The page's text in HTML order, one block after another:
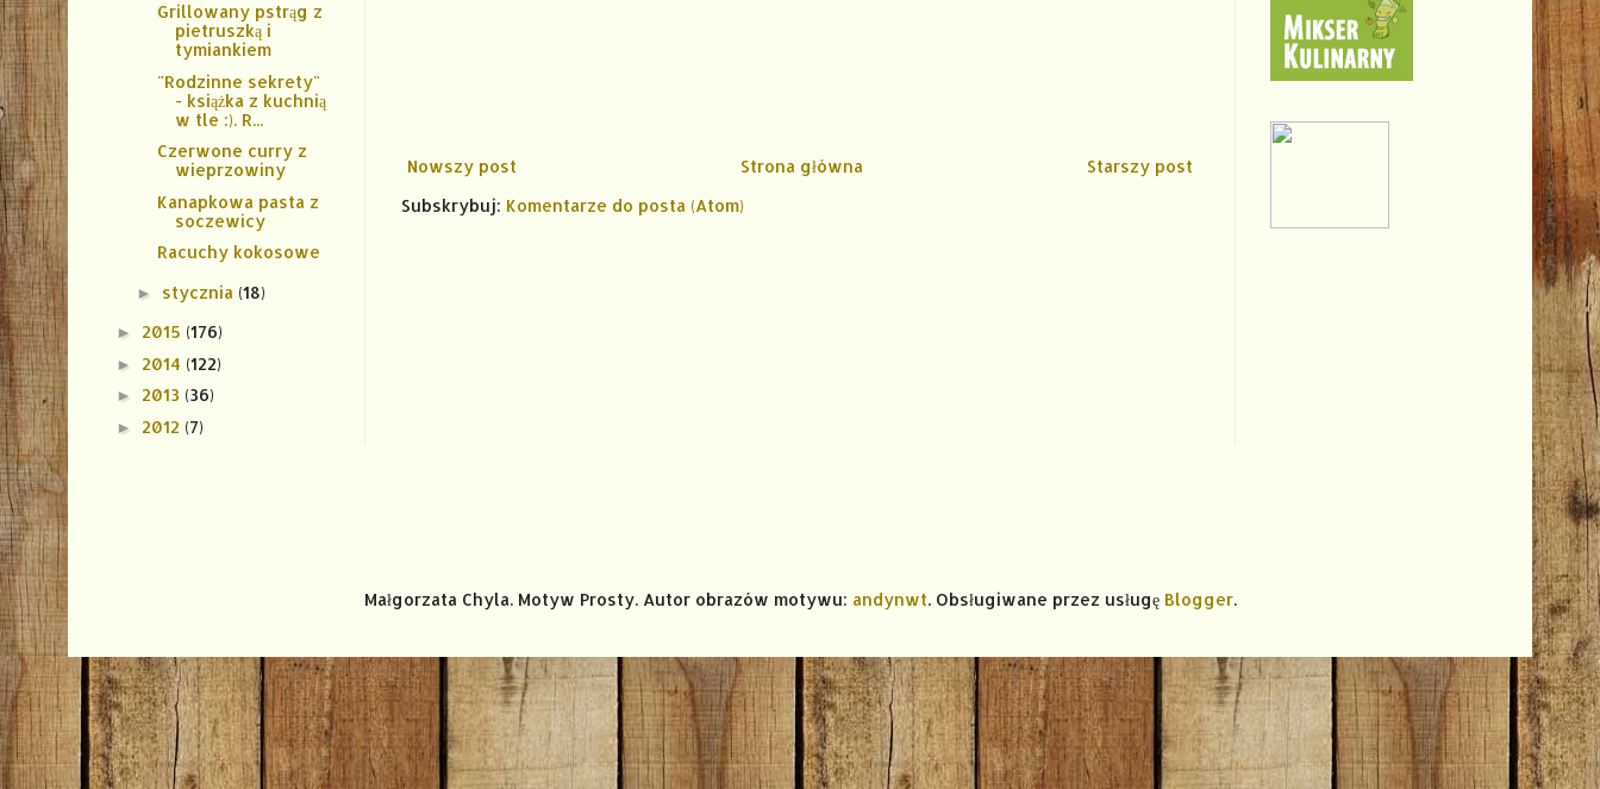
Nowszy post Starszy post
Strona główna
Subskrybuj: Komentarze do posta (Atom)
Grillowany pstrąg z
pietruszką i
tymiankiem
"Rodzinne sekrety"
- książka z kuchnią
w tle :). R...
Czerwone curry z
wieprzowiny
Kanapkowa pasta z
soczewicy
Racuchy kokosowe
► stycznia (18)
► 2015 (176)
► 2014 (122)
► 2013 (36)
► 2012 (7)
Małgorzata Chyla. Motyw Prosty. Autor obrazów motywu: andynwt. Obsługiwane przez usługę Blogger.